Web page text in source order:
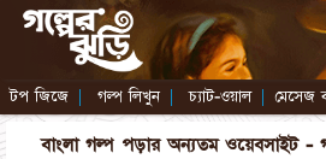
টপ জিজে | গল্প লিখুন | চ্যাট-ওয়াল | মেসেজ
বাংলা গল্প পড়ার অন্যতম ওয়েবসাইট